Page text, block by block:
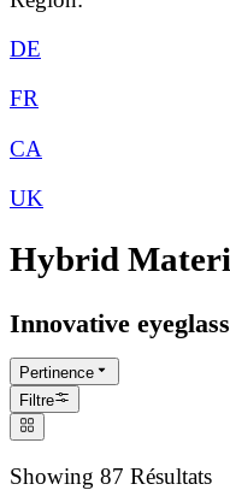
DE
FR
CA
UK
Hybrid
Innovative
materials
Pertinence
Filtre
Showing 87 Résultats